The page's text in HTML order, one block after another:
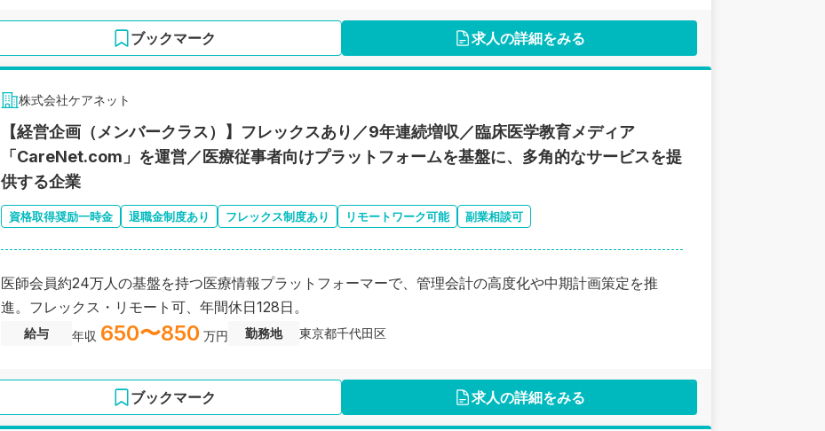
ブックマーク 求人の詳細をみる
株式会社ケアネット
【経営企画（メンバークラス）】フレックスあり／9年連続増収／臨床医学教育メディア
「CareNet.com」を運営／医療従事者向けプラットフォームを基盤に、多角的なサービスを提
供する企業
資格取得奨励一時金 退職金制度あり フレックス制度あり リモートワーク可能 副業相談可
医師会員約24万人の基盤を持つ医療情報プラットフォーマーで、管理会計の高度化や中期計画策定を推
進。フレックス・リモート可、年間休日128日。
給与 年収 650〜850 万円 勤務地 東京都千代田区
ブックマーク 求人の詳細をみる